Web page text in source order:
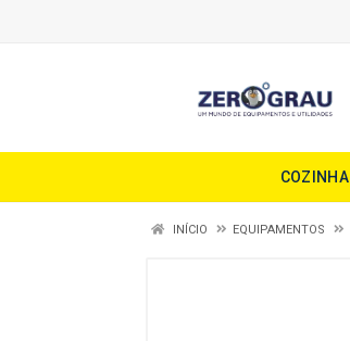
COZINHA
INÍCIO EQUIPAMENTOS